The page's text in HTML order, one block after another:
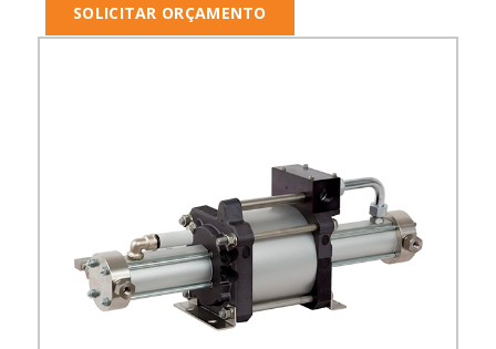
SOLICITAR ORÇAMENTO